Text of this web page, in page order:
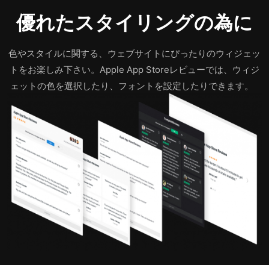
優れたスタイリングの為に
色やスタイルに関する、ウェブサイトにぴったりのウィジェッ
トをお楽しみ下さい。Apple App Storeレビューでは、ウィジ
ェットの色を選択したり、フォントを設定したりできます。